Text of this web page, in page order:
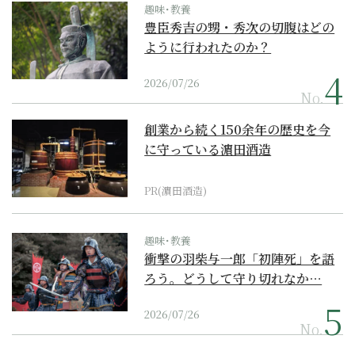
趣味･教養
豊臣秀吉の甥・秀次の切腹はどの
ように行われたのか？
2026/07/26
No.
創業から続く150余年の歴史を今
に守っている濵田酒造
PR(濵田酒造)
趣味･教養
衝撃の羽柴与一郎「初陣死」を語
ろう。どうして守り切れなか…
2026/07/26
No.